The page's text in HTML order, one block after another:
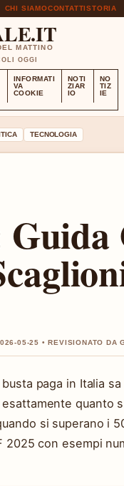
CHI SIAMOCONTATTISTORIA
MATTINO
OGGI
INFORMATI
VA
COOKIE
NOTI
ZIAR
IO
NO
TIZ
IE
TECNOLOGIA
05-25 • REVISIONATO DA
paga in Italia
quanto
si superano i
2025 con esempi